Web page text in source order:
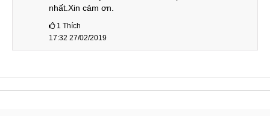
nhất.Xin cảm ơn.
1 Thích
17:32 27/02/2019